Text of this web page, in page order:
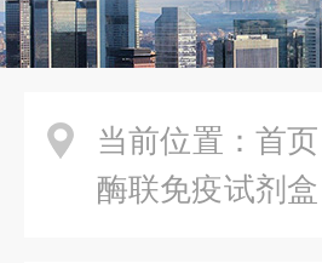
当前位置： 首页
酶联免疫试剂盒